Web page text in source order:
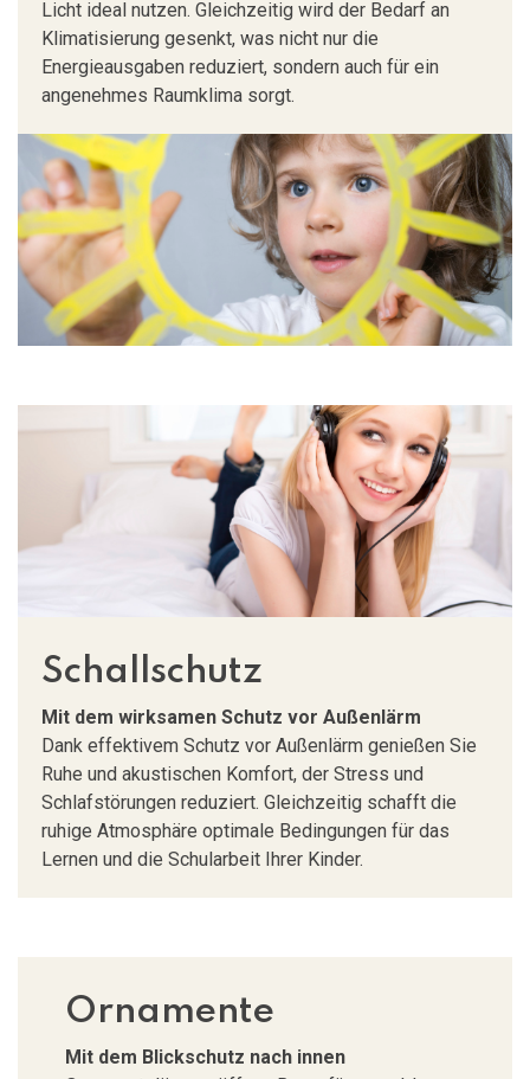
Licht ideal nutzen. Gleichzeitig wird der Bedarf an
Klimatisierung gesenkt, was nicht nur die
Energieausgaben reduziert, sondern auch für ein
angenehmes Raumklima sorgt.
Schallschutz
Mit dem wirksamen Schutz vor Außenlärm
Dank effektivem Schutz vor Außenlärm genießen Sie
Ruhe und akustischen Komfort, der Stress und
Schlafstörungen reduziert. Gleichzeitig schafft die
ruhige Atmosphäre optimale Bedingungen für das
Lernen und die Schularbeit Ihrer Kinder.
Ornamente
Mit dem Blickschutz nach innen